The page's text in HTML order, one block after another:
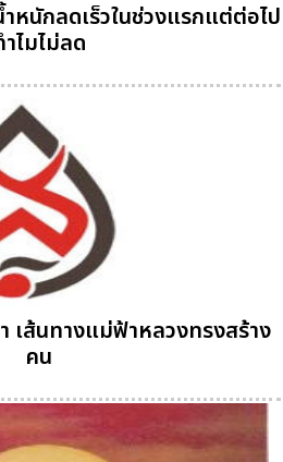
หนักลดเร็วในช่วงแรกแต่ต่อไป
ำไมไม่ลด
เส้นทางแม่ฟ้าหลวงทรงสร้าง
คน